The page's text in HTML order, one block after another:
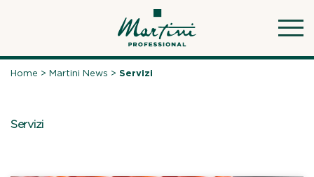
Home >Martini News >Servizi
Servizi